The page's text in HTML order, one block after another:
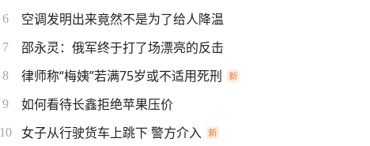
6 空调发明出来竟然不是为了给人降温
7 邵永灵：俄军终于打了场漂亮的反击
8 律师称“梅姨”若满75岁或不适用死刑
9 如何看待长鑫拒绝苹果压价
10 女子从行驶货车上跳下 警方介入